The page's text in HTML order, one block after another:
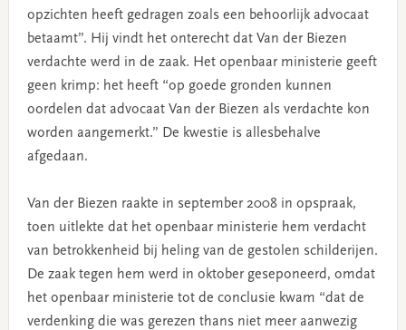
opzichten heeft gedragen zoals een behoorlijk advocaat
betaamt”. Hij vindt het onterecht dat Van der Biezen
verdachte werd in de zaak. Het openbaar ministerie geeft
geen krimp: het heeft “op goede gronden kunnen
oordelen dat advocaat Van der Biezen als verdachte kon
worden aangemerkt.” De kwestie is allesbehalve
afgedaan.
Van der Biezen raakte in september 2008 in opspraak,
toen uitlekte dat het openbaar ministerie hem verdacht
van betrokkenheid bij heling van de gestolen schilderijen.
De zaak tegen hem werd in oktober geseponeerd, omdat
het openbaar ministerie tot de conclusie kwam “dat de
verdenking die was gerezen thans niet meer aanwezig